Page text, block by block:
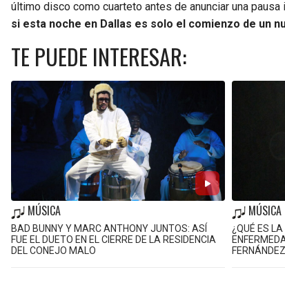
último disco como cuarteto antes de anunciar una
si esta noche en Dallas es solo el comienzo de un
TE PUEDE INTERESAR:
MÚSICA
BAD BUNNY Y MARC ANTHONY JUNTOS: ASÍ
FUE EL DUETO EN EL CIERRE DE LA RESIDENCIA
DEL CONEJO MALO
MÚSICA
¿QUÉ ES